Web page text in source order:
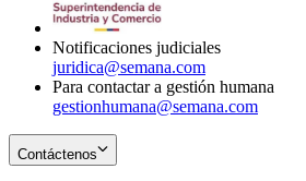
Notificaciones judiciales
juridica@semana.com
Para contactar a gestión humana
gestionhumana@semana.com
Contáctenos